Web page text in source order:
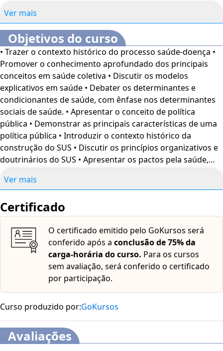
relevância da participação social, encerrando com a
organização do SUS pelas redes de atenção, o território
sanitário, a APS como coordenadora do cuidado e a
Estratégia de Saúde da Família. Bons estudos! O Curso
Saúde Coletiva: Programas de Saúdeé voltado para
profissionais e estudantes da área de Enfermagem, além
de interessados no assuntoO conteúdo do curso ficará
disponível por até 120 dias após a compra.
Saúde • Conferências de Saúde • As Conferências
Nacionais de Saúde • Transferências intergovernamentais
de recursos financeiros • Economia de escala, qualidade e
acesso • Integração dos serviços • Processos de
substituição • Territórios sanitários • Níveis de atenção à
saúde • Atenção primária à saúde (APS) • Atributos
essenciais • Atributos derivados • Estratégia de Saúde da
Família (ESF)
Ver mais
Objetivos do curso
• Trazer o contexto histórico do processo saúde-doença •
Promover o conhecimento aprofundado dos principais
conceitos em saúde coletiva • Discutir os modelos
explicativos em saúde • Debater os determinantes e
condicionantes de saúde, com ênfase nos determinantes
sociais de saúde. • Apresentar o conceito de política
pública • Demonstrar as principais características de uma
política pública • Introduzir o contexto histórico da
construção do SUS • Discutir os princípios organizativos e
doutrinários do SUS • Apresentar os pactos pela saúde,
como espinha dorsal da regulamentação do SUS •
regulamentados na Lei Orgânica da Saúde • Discutir os
Conselhos e Conferências de Saúde • Debater a
importância da participação social no SUS • Elucidar a
organização do SUS a partir das redes de atenção à saúde
• Conhecer a importância do território sanitário • Discutir a
APS como coordenadora do cuidado e organizadora da
rede • Debater a importância da Estratégia de Saúde da
Família
Ver mais
Certificado
O certificado emitido pelo GoKursos será
conferido após a conclusão de 75% da
carga-horária do curso. Para os cursos
sem avaliação, será conferido o certificado
por participação.
Curso produzido por:GoKursos
Avaliações